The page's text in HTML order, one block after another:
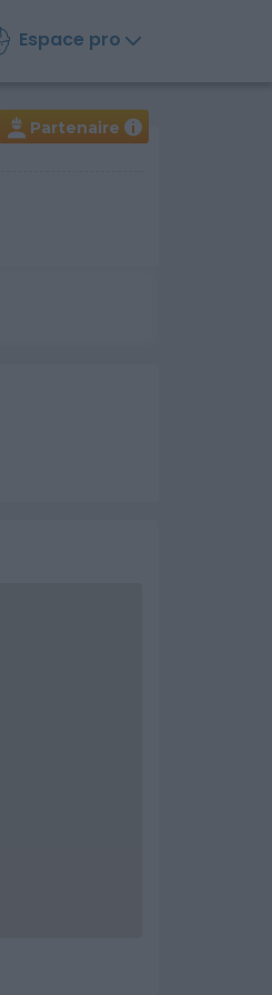
Espace pro
Partenaire i